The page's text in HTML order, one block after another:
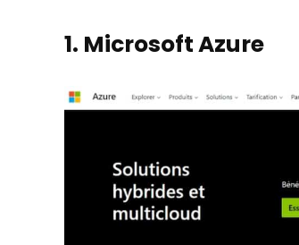
peuvent décourager les
avancées et services peuvent
reste une solution puissante
contraintes techniques
Performance et Scalabilité
1. Microsoft Azure